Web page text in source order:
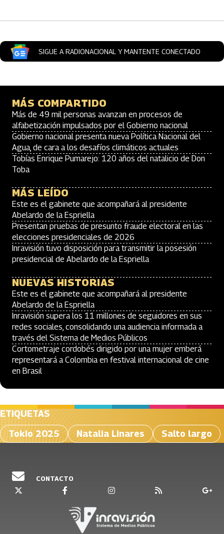
SIGUE A RADIONACIONAL Y MANTENTE CONECTADO
MÁS COMPARTIDO
Más de 49 mil personas avanzan en procesos de
alfabetización impulsados por el Gobierno nacional
Gobierno nacional presenta nueva Política Nacional del
Agua, de cara a los desafíos climáticos actuales
Tobías Enrique Pumarejo: 120 años del natalicio de Don
Toba
MÁS LEÍDO
Este es el gabinete que acompañará al presidente
Abelardo de la Espriella
Presentan pruebas de presunto fraude electoral en las
elecciones presidenciales de 2026
Inravisión tuvo disposición para transmitir la posesión
presidencial de Abelardo de la Espriella
NUEVAS HISTORIAS
Este es el gabinete que acompañará al presidente
Abelardo de la Espriella
Inravisión supera los 11 millones de seguidores en sus
redes sociales, consolidando una audiencia informada a
través del Sistema de Medios Públicos
Cortometraje cordobés dirigido por una mujer emberá
representará a Colombia en festival internacional de cine
en Brasil
ETIQUETAS
Tokio 2025
Natalia Linares Salto largo
CONTACTO